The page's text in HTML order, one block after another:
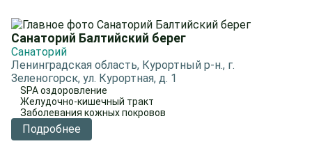
Санаторий Балтийский берег
Санаторий
Ленинградская область, Курортный р-н., г.
Зеленогорск, ул. Курортная, д. 1
SPA оздоровление
Желудочно-кишечный тракт
Заболевания кожных покровов
Подробнее